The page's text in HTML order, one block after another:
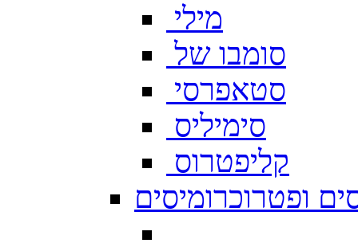
מילי
סומבו של
סטאפרסי
סימיליס
קליפטרוס
ופטרוכרומיסים